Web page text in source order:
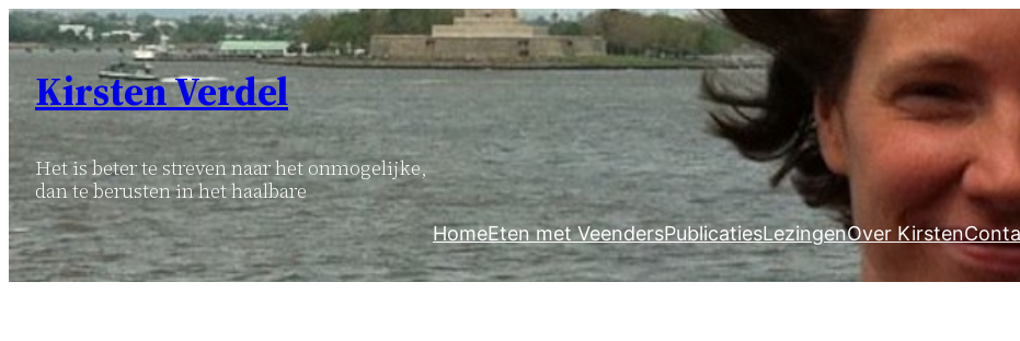
Ga
naar
inhoud
Kirsten Verdel
Het is beter te streven naar het onmogelijke,
dan te berusten in het haalbare
HomeEten met VeendersPublicatiesLezingenOver Kirsten